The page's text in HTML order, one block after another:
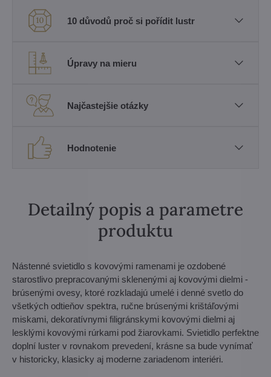
10 důvodů proč si pořídit lustr
Úpravy na mieru
Najčastejšie otázky
Hodnotenie
Detailný popis a parametre
produktu
Nástenné svietidlo s kovovými ramenami je ozdobené
starostlivo prepracovanými sklenenými aj kovovými dielmi -
brúsenými ovesy, ktoré rozkladajú umelé i denné svetlo do
všetkých odtieňov spektra, ručne brúsenými krištáľovými
miskami, dekoratívnymi filigránskymi kovovými dielmi aj
lesklými kovovými rúrkami pod žiarovkami. Svietidlo perfektne
doplní luster v rovnakom prevedení, krásne sa bude vynímať
v historicky, klasicky aj moderne zariadenom interiéri.